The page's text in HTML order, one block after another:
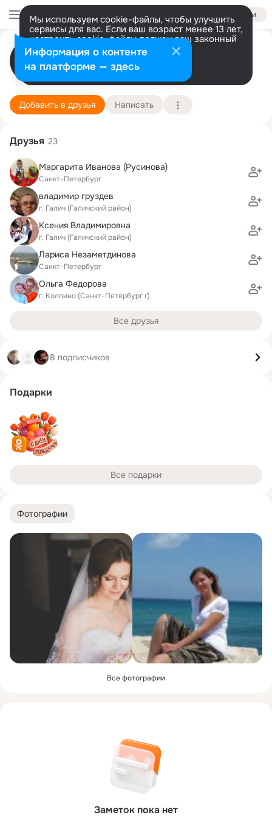
Войти
Мы используем cookie-файлы, чтобы улучшить
сервисы для вас. Если ваш возраст менее 13 лет,
настроить cookie-файлы должен ваш законный
представитель. Больше информации
Разрешить все Настроить
Наталья Санькова
Санкт-Петербург
125 школа
Подробнее
Добавить в друзья Написать
Фотографии
Все фотографии
Заметок пока нет
Друзья 23
Маргарита Иванова (Русинова)
Санкт-Петербург
владимир груздев
г. Галич (Галичский район)
Ксения Владимировна
г. Галич (Галичский район)
Лариса Незаметдинова
Санкт-Петербург
Ольга Федорова
г. Колпино (Санкт-Петербург г)
Все друзья
8 подписчиков
Подарки
Все подарки
Информация о контенте
на платформе — здесь